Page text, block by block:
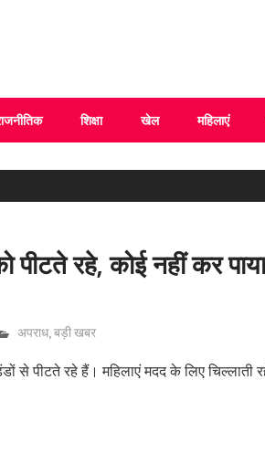
शिक्षा खेल महिलाएं
रहे, कोई नहीं कर
अपराध,बड़ी खबर
पीटते रहे हैं। महिलाएं मदद के लिए चिल्लाती